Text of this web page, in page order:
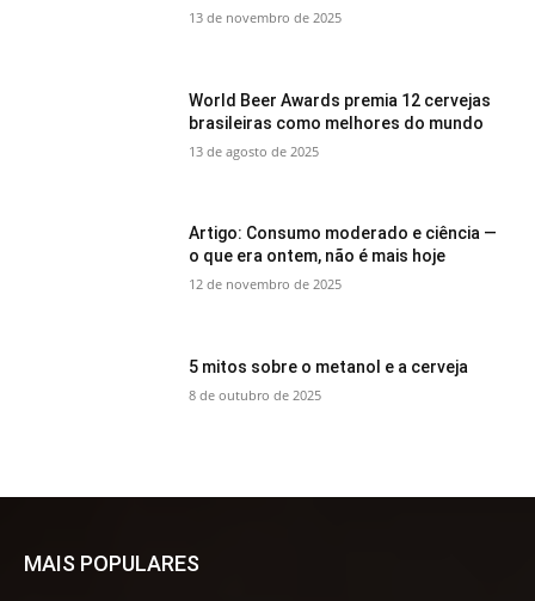
13 de novembro de 2025
World Beer Awards premia 12 cervejas
brasileiras como melhores do mundo
13 de agosto de 2025
Artigo: Consumo moderado e ciência —
o que era ontem, não é mais hoje
12 de novembro de 2025
5 mitos sobre o metanol e a cerveja
8 de outubro de 2025
MAIS POPULARES